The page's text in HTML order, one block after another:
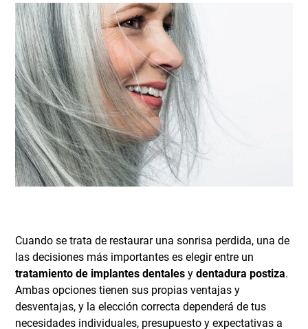
Cuando se trata de restaurar una sonrisa perdida, una de
las decisiones más importantes es elegir entre un
tratamiento de implantes dentales ydentadura postiza.
Ambas opciones tienen sus propias ventajas y
desventajas, y la elección correcta dependerá de tus
necesidades individuales, presupuesto y expectativas a